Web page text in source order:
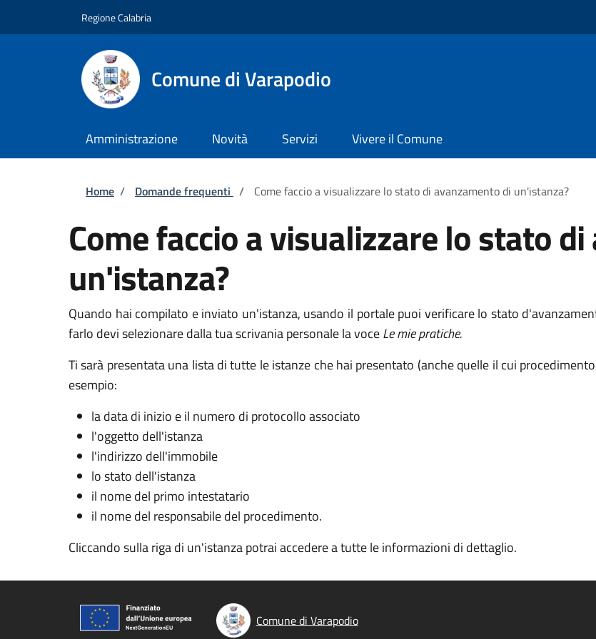
Regione Calabria
Comune di Varapodio
Amministrazione Novità Servizi Vivere il Comune
Briciole di pane
Home / Domande frequenti / Come faccio a visualizzare lo stato di avanzamento di un'istanza?
Come faccio a visualizzare lo stato
un'istanza?
Quando hai compilato e inviato un'istanza, usando il portale puoi verificare lo stato
farlo devi selezionare dalla tua scrivania personale la voceLe mie pratiche.
Ti sarà presentata una lista di tutte le istanze che hai presentato (anche quelle il cui
esempio:
la data di inizio e il numero di protocollo associato
l'oggetto dell'istanza
l'indirizzo dell'immobile
lo stato dell'istanza
il nome del primo intestatario
il nome del responsabile del procedimento.
Cliccando sulla riga di un'istanza potrai accedere a tutte le informazioni di dettaglio.
Comune di Varapodio